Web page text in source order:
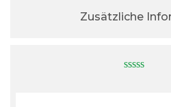
Zusätzliche